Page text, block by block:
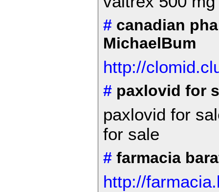
# canadian
MichaelBum
http://
# paxlovid for
paxlovid for
for sale
# farmacia
http://